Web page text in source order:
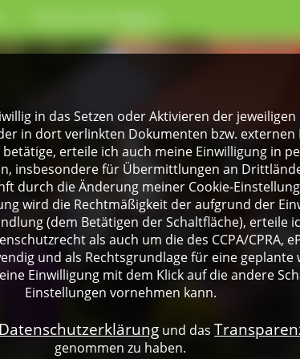
in das Setzen oder Aktivieren der
in dort verlinkten Dokumenten bzw.
erteile ich auch meine Einwilligung in
insbesondere für Übermittlungen an
durch die Änderung meiner Cookie-
wird die Rechtmäßigkeit der aufgrund der
(dem Betätigen der Schaltfläche), erteile
als auch um die des CCPA/CPRA,
und als Rechtsgrundlage für eine
Einwilligung mit dem Klick auf die andere
Einstellungen vornehmen kann.
Datenschutzerklärung und das
genommen zu haben.